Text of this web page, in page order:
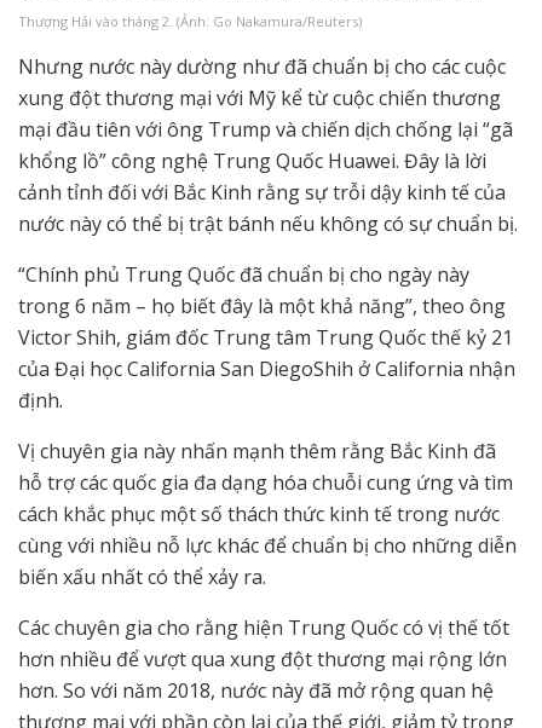
Thượng Hải vào tháng 2. (Ảnh: Go Nakamura/Reuters)
Nhưng nước này dường như đã chuẩn bị cho các cuộc
xung đột thương mại với Mỹ kể từ cuộc chiến thương
mại đầu tiên với ông Trump và chiến dịch chống lại “gã
khổng lồ” công nghệ Trung Quốc Huawei. Đây là lời
cảnh tỉnh đối với Bắc Kinh rằng sự trỗi dậy kinh tế của
nước này có thể bị trật bánh nếu không có sự chuẩn bị.
“Chính phủ Trung Quốc đã chuẩn bị cho ngày này
trong 6 năm – họ biết đây là một khả năng”, theo ông
Victor Shih, giám đốc Trung tâm Trung Quốc thế kỷ 21
của Đại học California San DiegoShih ở California nhận
định.
Vị chuyên gia này nhấn mạnh thêm rằng Bắc Kinh đã
hỗ trợ các quốc gia đa dạng hóa chuỗi cung ứng và tìm
cách khắc phục một số thách thức kinh tế trong nước
cùng với nhiều nỗ lực khác để chuẩn bị cho những diễn
biến xấu nhất có thể xảy ra.
Các chuyên gia cho rằng hiện Trung Quốc có vị thế tốt
hơn nhiều để vượt qua xung đột thương mại rộng lớn
hơn. So với năm 2018, nước này đã mở rộng quan hệ
thương mại với phần còn lại của thế giới, giảm tỷ trọng